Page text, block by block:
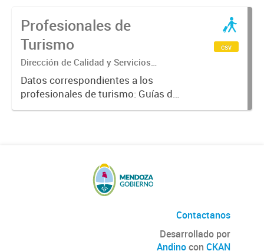
Profesionales de
Turismo
Dirección de Calidad y Servicios
Turísticos
Datos correspondientes a los
profesionales de turismo: Guías de
turismo, Técnicos en Turismo,
csv
Contactanos
Desarrollado por
Andinocon CKAN